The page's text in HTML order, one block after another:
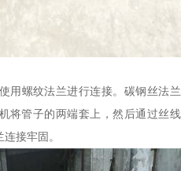
用螺纹法兰进行连接。碳钢丝法兰
将管子的两端套上，然后通过丝线
接牢固。